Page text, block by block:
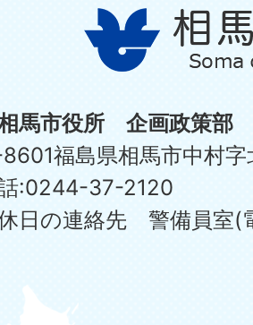
馬市役所 企画政策部
福島県相馬市中村
:0244-37-2120
日の連絡先 警備員室